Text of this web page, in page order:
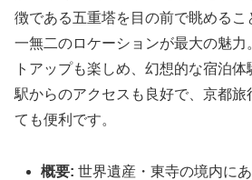
徴である五重塔を目の前で眺める
一無二のロケーションが最大の魅力
トアップも楽しめ、幻想的な宿泊
駅からのアクセスも良好で、京都旅
ても便利です。
概要: 世界遺産・東寺の境内に